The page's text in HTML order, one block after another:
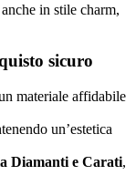
in stile charm,
sicuro
materiale affidabile
un’estetica
Diamanti e Carati,